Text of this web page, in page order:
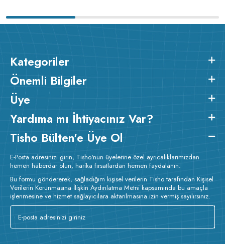
Kategoriler
Önemli Bilgiler
Üye
Yardıma mı İhtiyacınız Var?
Tisho Bülten'e Üye Ol
E-Posta adresinizi girin, Tisho'nun üyelerine özel ayrıcalıklarımızdan
hemen haberdar olun, harika fırsatlardan hemen faydalanın.
Bu formu göndererek, sağladığım kişisel verilerin Tisho tarafından Kişisel
Verilerin Korunmasına İlişkin Aydınlatma Metni kapsamında bu amaçla
işlenmesine ve hizmet sağlayıcılara aktarılmasına izin vermiş sayılırsınız.